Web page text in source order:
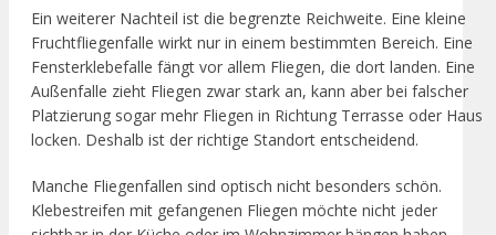
Ein weiterer Nachteil ist die begrenzte Reichweite. Eine kleine
Fruchtfliegenfalle wirkt nur in einem bestimmten Bereich. Eine
Fensterklebefalle fängt vor allem Fliegen, die dort landen. Eine
Außenfalle zieht Fliegen zwar stark an, kann aber bei falscher
Platzierung sogar mehr Fliegen in Richtung Terrasse oder Haus
locken. Deshalb ist der richtige Standort entscheidend.
Manche Fliegenfallen sind optisch nicht besonders schön.
Klebestreifen mit gefangenen Fliegen möchte nicht jeder